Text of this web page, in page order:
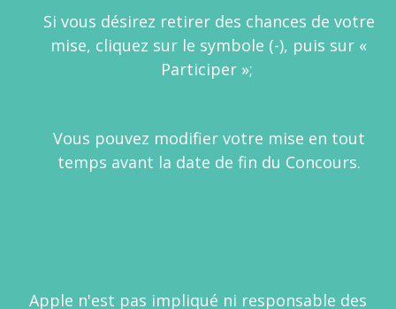
Si vous désirez retirer des chances de votre
mise, cliquez sur le symbole (-), puis sur «
Participer »;
Vous pouvez modifier votre mise en tout
temps avant la date de fin du Concours.
Apple n'est pas impliqué ni responsable des